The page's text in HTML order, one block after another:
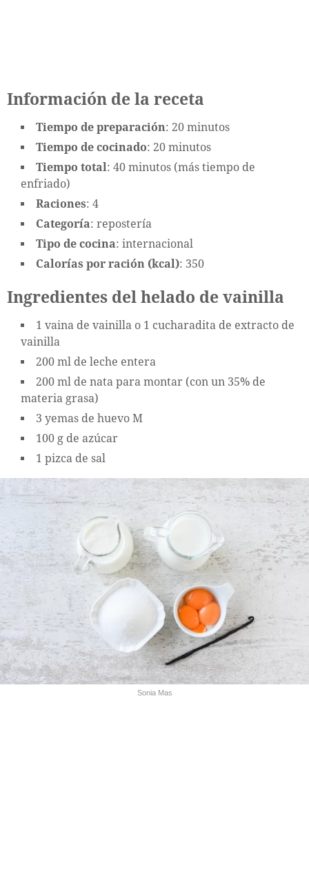
Información de la receta
Tiempo de preparación: 20 minutos
Tiempo de cocinado: 20 minutos
Tiempo total: 40 minutos (más tiempo de
enfriado)
Raciones: 4
Categoría: repostería
Tipo de cocina: internacional
Calorías por ración (kcal): 350
Ingredientes del helado de vainilla
1 vaina de vainilla o 1 cucharadita de extracto de
vainilla
200 ml de leche entera
200 ml de nata para montar (con un 35% de
materia grasa)
3 yemas de huevo M
100 g de azúcar
1 pizca de sal
Sonia Mas